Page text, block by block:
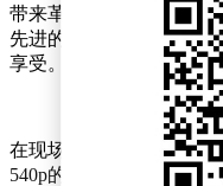
带来革命性的提升。据
先进的神经网络处理，
享受。
在现场演示中，Arm展示
540p的画面超采样至